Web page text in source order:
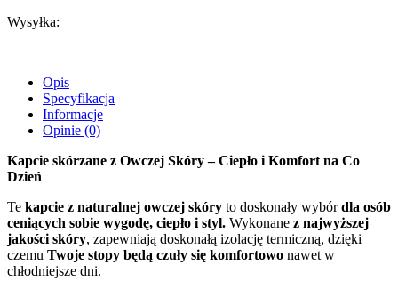
Wysyłka:
Opis
Specyfikacja
Informacje
Opinie (0)
Kapcie skórzane z Owczej Skóry – Ciepło i Komfort na Co
Dzień
Te kapcie z naturalnej owczej skóry to doskonały wybórdla osób
ceniących sobie wygodę, ciepło i styl. Wykonane z najwyższej
jakości skóry, zapewniają doskonałą izolację termiczną, dzięki
czemu Twoje stopy będą czuły się komfortowo nawet w
chłodniejsze dni.